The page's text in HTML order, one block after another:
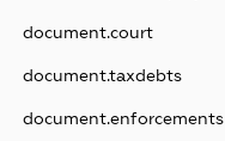
document.court
document.taxdebts
document.enforcements